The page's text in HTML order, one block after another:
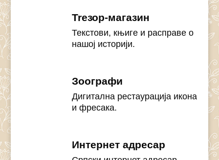
Treзор-магазин
Текстови, књиге и расправе о
нашој историји.
Зоографи
Дигитална рестаурација икона
и фресака.
Интернет адресар